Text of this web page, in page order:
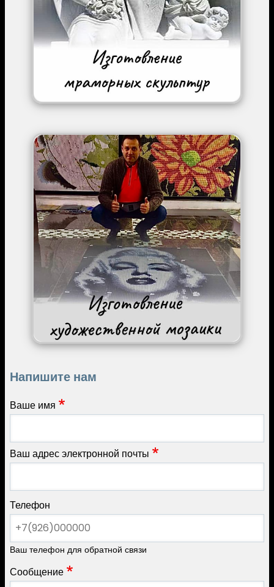
Image
Напишите нам
Ваше имя
Ваш адрес электронной почты
Телефон
Ваш телефон для обратной связи
Сообщение